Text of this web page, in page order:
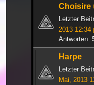
Choisire
Letzter
2013 12:34
Antworten:
Harpe
Letzter
Mai, 2013